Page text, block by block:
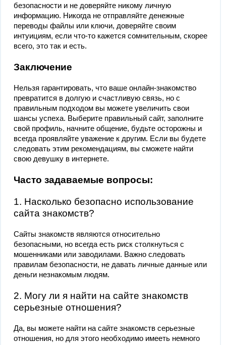
безопасности и не доверяйте никому личную
информацию. Никогда не отправляйте денежные
переводы файлы или ключи, доверяйте своим
интуициям, если что-то кажется сомнительным, скорее
всего, это так и есть.
Заключение
Нельзя гарантировать, что ваше онлайн-знакомство
превратится в долгую и счастливую связь, но с
правильным подходом вы можете увеличить свои
шансы успеха. Выберите правильный сайт, заполните
свой профиль, начните общение, будьте осторожны и
всегда проявляйте уважение к другим. Если вы будете
следовать этим рекомендациям, вы сможете найти
свою девушку в интернете.
Часто задаваемые вопросы:
1. Насколько безопасно использование
сайта знакомств?
Сайты знакомств являются относительно
безопасными, но всегда есть риск столкнуться с
мошенниками или заводилами. Важно следовать
правилам безопасности, не давать личные данные или
деньги незнакомым людям.
2. Могу ли я найти на сайте знакомств
серьезные отношения?
Да, вы можете найти на сайте знакомств серьезные
отношения, но для этого необходимо имееть немного